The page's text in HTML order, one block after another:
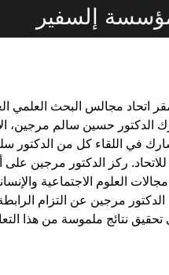
إلسفير
اتحاد مجالس البحث العلمي
25 سبتمبر 2024، حيث شارك الدكتور حسين
. شارك في اللقاء كل من
ركز الدكتور مرجين
العلوم الاجتماعية
مرجين عن التزام
تحقيق نتائج ملموسة من هذا